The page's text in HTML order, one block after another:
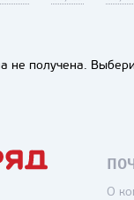
не получена.
О